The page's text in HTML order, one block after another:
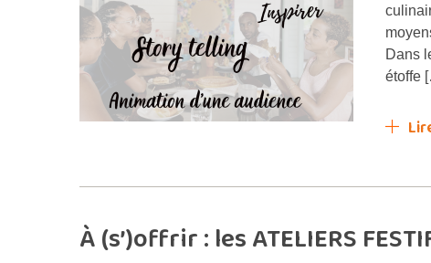
Dans
étoffe
À (s’)offrir : les ATELIERS